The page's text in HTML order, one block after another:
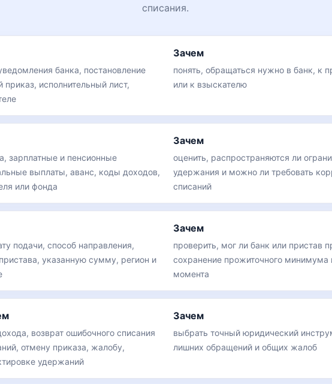
списания.
банка, постановление
приказ, исполнительный лист,
Зачем
понять, обращаться нужно в банк, к
или к взыскателю
зарплатные и пенсионные
выплаты, аванс, коды доходов,
или фонда
Зачем
оценить, распространяются ли
удержания и можно ли требовать
списаний
подачи, способ направления,
указанную сумму, регион и
Зачем
проверить, мог ли банк или пристав
сохранение прожиточного минимума
момента
возврат ошибочного списания
отмену приказа, жалобу,
удержаний
Зачем
выбрать точный юридический
лишних обращений и общих жалоб